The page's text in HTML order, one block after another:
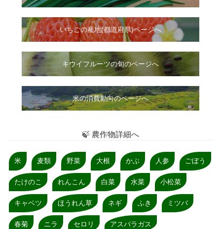
いちごの産地(都道府県)ページへ
キウイフルーツの旬のページへ
米の消費動向のページへ
🍃 農作物詳細へ
米 麦類 野菜 大根 かぶ 人参 ごぼう
たけのこ れんこん 白菜 水菜 小松菜
キャベツ ほうれん草 ネギ ふき ミツバ
春菊 ニラ セロリ アスパラガス